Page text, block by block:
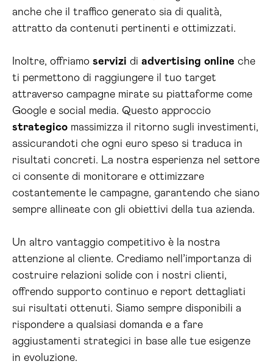
anche che il traffico generato sia di qualità,
attratto da contenuti pertinenti e ottimizzati.
Inoltre, offriamo servizi di advertising online che
ti permettono di raggiungere il tuo target
attraverso campagne mirate su piattaforme come
Google e social media. Questo approccio
strategico massimizza il ritorno sugli investimenti,
assicurandoti che ogni euro speso si traduca in
risultati concreti. La nostra esperienza nel settore
ci consente di monitorare e ottimizzare
costantemente le campagne, garantendo che siano
sempre allineate con gli obiettivi della tua azienda.
Un altro vantaggio competitivo è la nostra
attenzione al cliente. Crediamo nell’importanza di
costruire relazioni solide con i nostri clienti,
offrendo supporto continuo e report dettagliati
sui risultati ottenuti. Siamo sempre disponibili a
rispondere a qualsiasi domanda e a fare
aggiustamenti strategici in base alle tue esigenze
in evoluzione.